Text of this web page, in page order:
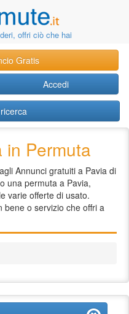
offri ciò che hai
Gratis
Accedi
in Permuta
Annunci gratuiti a Pavia di
una permuta a Pavia,
varie offerte di usato.
bene o servizio che offri a